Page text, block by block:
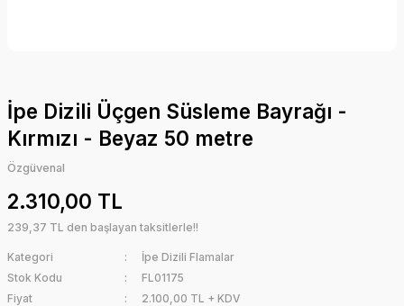
İpe Dizili Üçgen Süsleme Bayrağı -
Kırmızı - Beyaz 50 metre
Özgüvenal
2.310,00 TL
239,37 TL den başlayan taksitlerle!!
Kategori
İpe Dizili Flamalar
Stok Kodu
FL01175
Fiyat
2.100,00 TL + KDV